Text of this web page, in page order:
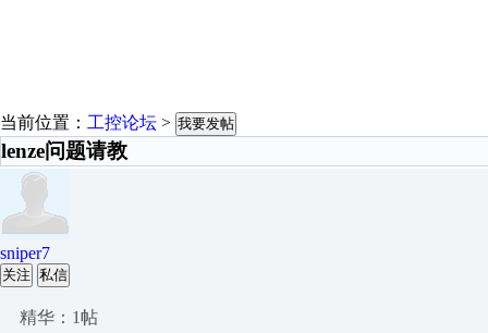
当前位置： 工控论坛 > 我要发帖
lenze问题请教
sniper7
关注 私信
精华：1帖